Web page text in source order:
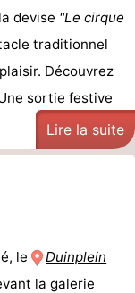
devise "Le cirque
traditionnel
Découvrez
sortie festive
Lire la suite
le
Duinplein
la galerie